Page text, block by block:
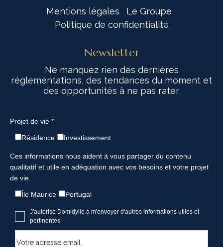
Mentions légales
Le Groupe
Politique de confidentialité
Newsletter
Ne manquez rien des dernières
réglementations, des tendances du moment et
des opportunités à ne pas rater.
Projet de vie *
Résidence Investissement
Ces informations nous aident à vous partager du contenu
qualitatif et utile en adéquation avec vos besoins et votre projet
de vie.
Île Maurice Portugal
J'autorise Domidylle à m'envoyer d'autres informations utiles et
pertinentes.